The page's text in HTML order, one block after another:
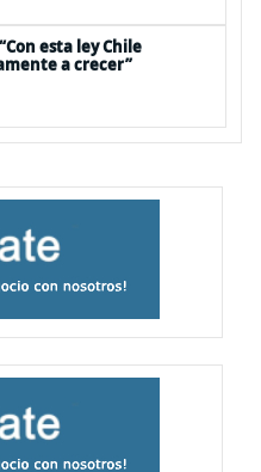
esta ley Chile
a crecer”